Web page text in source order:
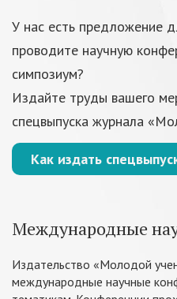
У нас есть предложение
проводите научную
симпозиум?
Издайте труды вашего
спецвыпуска журнала
Как издать
Международные
Издательство «Молодой
международные научные